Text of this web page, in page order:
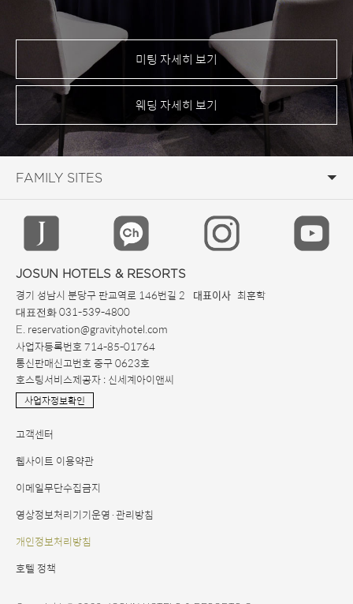
미팅 자세히 보기
웨딩 자세히 보기
JOSUN HOTELS & RESORTS
경기 성남시 분당구 판교역로 146번길 2 대표이사 최훈학
대표전화 031-539-4800
E. reservation@gravityhotel.com
사업자등록번호 714-85-01764
통신판매신고번호 중구 0623호
호스팅서비스제공자 : 신세계아이앤씨
사업자정보확인
고객센터
웹사이트 이용약관
이메일무단수집금지
영상정보처리기기운영·관리방침
개인정보처리방침
호텔 정책